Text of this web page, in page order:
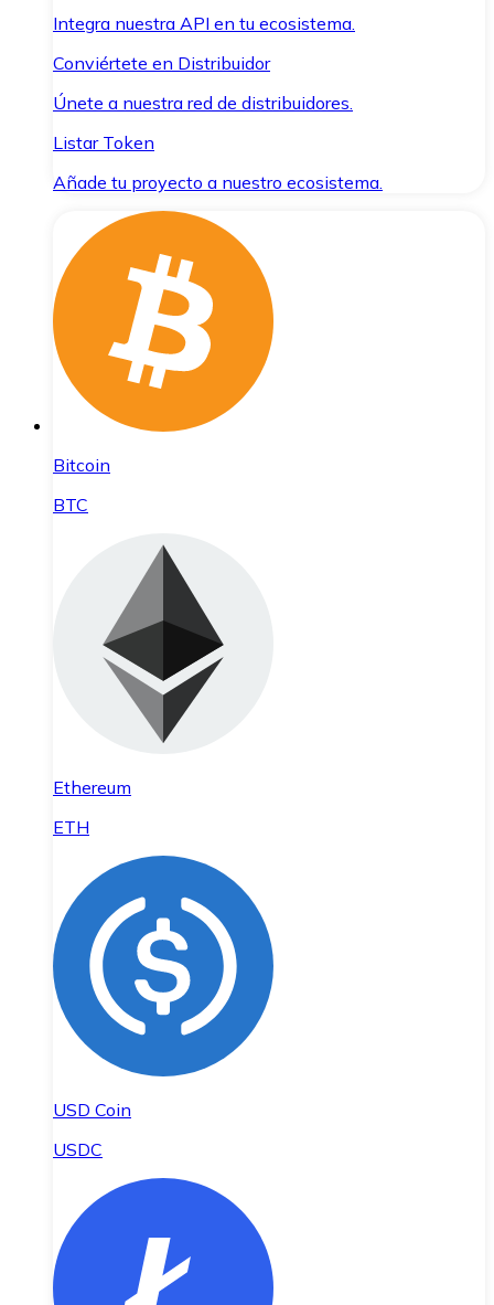
Integra nuestra API en tu ecosistema.
Conviértete en Distribuidor
Únete a nuestra red de distribuidores.
Listar Token
Añade tu proyecto a nuestro ecosistema.
Bitcoin
BTC
Ethereum
ETH
USD Coin
USDC